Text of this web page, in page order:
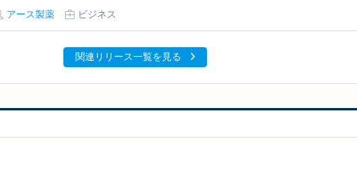
アース製薬 ビジネス
関連リリース一覧を見る